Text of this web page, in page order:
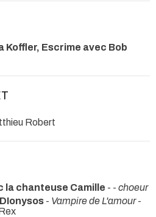
Koffler, Escrime avec Bob
Robert
la chanteuse Camille - - choeur
- Vampire de L'amour-